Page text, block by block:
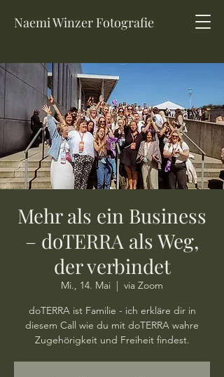
Naemi Winzer Fotografie
Mehr als ein Business
– doTERRA als Weg,
der verbindet
Mi., 14. Mai
  |
via Zoom
doTERRA ist Familie - ich erkläre dir in
diesem Call wie du mit doTERRA wahre
Zugehörigkeit und Freiheit findest.